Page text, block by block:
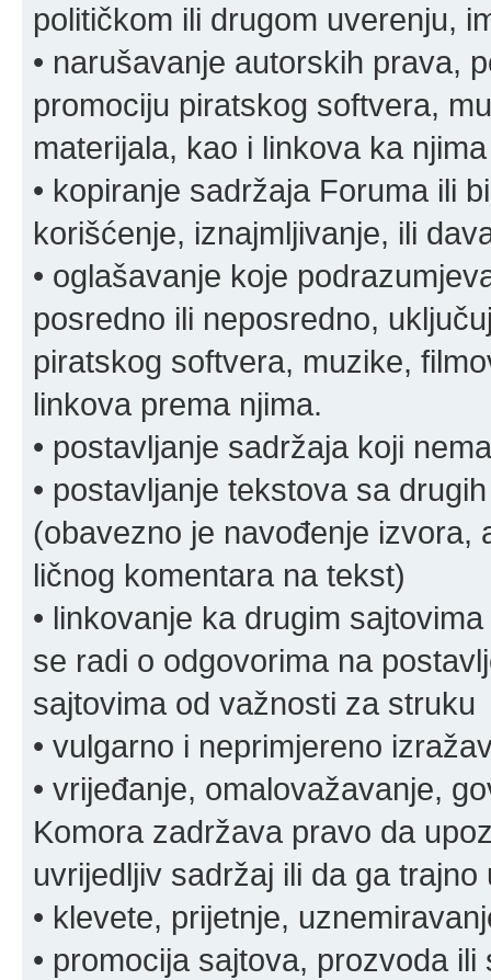
političkom ili drugom uverenju,
• narušavanje autorskih prava,
promociju piratskog softvera,
materijala, kao i linkova ka njima
• kopiranje sadržaja Foruma ili
korišćenje, iznajmljivanje, ili
• oglašavanje koje
posredno ili neposredno,
piratskog softvera, muzike,
linkova prema njima.
• postavljanje sadržaja koji
• postavljanje tekstova sa
(obavezno je navođenje izvora,
ličnog komentara na tekst)
• linkovanje ka drugim
se radi o odgovorima na
sajtovima od važnosti za struku
• vulgarno i neprimjereno
• vrijeđanje, omalovažavanje,
Komora zadržava pravo da
uvrijedljiv sadržaj ili da ga trajno
• klevete, prijetnje,
• promocija sajtova, prozvoda